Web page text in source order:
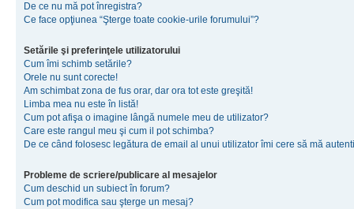
De ce nu mă pot înregistra?
Ce face opţiunea “Şterge toate cookie-urile forumului”?
Setările şi preferinţele utilizatorului
Cum îmi schimb setările?
Orele nu sunt corecte!
Am schimbat zona de fus orar, dar ora tot este greşită!
Limba mea nu este în listă!
Cum pot afişa o imagine lângă numele meu de utilizator?
Care este rangul meu şi cum il pot schimba?
De ce când folosesc legătura de email al unui utilizator îmi cere să mă
Probleme de scriere/publicare al mesajelor
Cum deschid un subiect în forum?
Cum pot modifica sau şterge un mesaj?